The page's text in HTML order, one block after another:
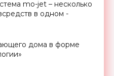
mo-jet – несколько
в одном -
дома в форме